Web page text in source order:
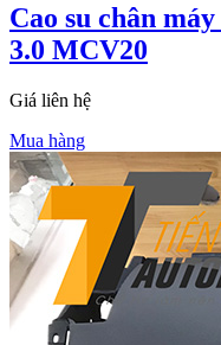
Cao su chân
3.0 MCV20
Giá liên hệ
Mua hàng